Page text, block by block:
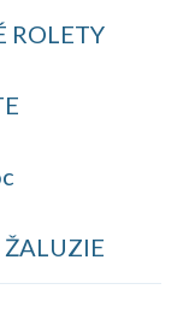
ROLETY
ŽALUZIE